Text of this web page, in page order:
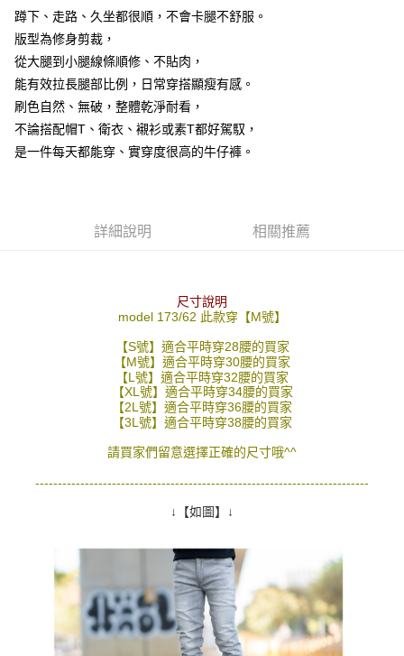
３．收到繳費通知簡訊後14天內，點擊此簡訊中的連結，可透過四大超商／
ATM／網路銀行／等多元方式進行付款，方視為交易完成。
※ 請注意：結帳手續完成當下不需立刻繳費，但若您需要取消訂單，請聯絡
購買商品的店家。未經商家同意取消之訂單仍視為有效，需透過AFTEE先享
後付繳納相關費用。
是否繳費成功／繳費後需取消欲退款等相關疑問，請聯繫「AFTEE先享後付
客戶支援中心」 https://netprotections.freshdesk.com/support/home
【注意事項】
２．關於個人資料處理事宜，請瀏覽以下網址：
https://aftee.tw/terms/#terms3
４．使用「AFTEE先享後付」時，將依據個別帳號之用戶狀況，依本公司即
時審查核予不同之上限額度；若仍有額度不足之情形，本公司將視審查結果
請求用戶進行身份認證。
５．嚴禁一人註冊多個帳號或使用他人資訊註冊。若發現惡意使用之情形，
恩沛科技股份有限公司將有權停止該用戶之使用額度並採取法律行動。
每筆NT$80，滿NT$1,800(含以上)免運費
7-11付款取貨
每筆NT$80，滿NT$1,800(含以上)免運費
每筆NT$80，滿NT$1,800(含以上)免運費
宅配
蹲下、走路、久坐都很順，不會卡腿不舒服。
版型為修身剪裁，
從大腿到小腿線條順修、不貼肉，
能有效拉長腿部比例，日常穿搭顯瘦有感。
刷色自然、無破，整體乾淨耐看，
不論搭配帽T、衛衣、襯衫或素T都好駕馭，
是一件每天都能穿、實穿度很高的牛仔褲。
詳細說明 相關推薦
尺寸說明
model 173/62 此款穿【M號】
【S號】適合平時穿28腰的買家
【M號】適合平時穿30腰的買家
【L號】適合平時穿32腰的買家
【XL號】適合平時穿34腰的買家
【2L號】適合平時穿36腰的買家
【3L號】適合平時穿38腰的買家
請買家們留意選擇正確的尺寸哦^^
--------------------------------------------------------------------------
↓【如圖】↓